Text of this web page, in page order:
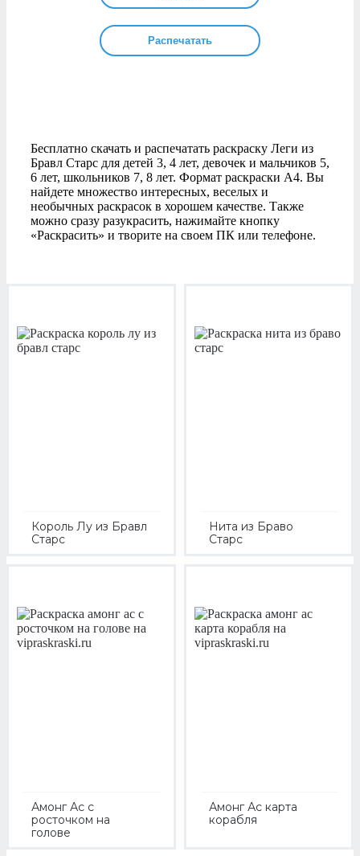
Распечатать
Бесплатно скачать и распечатать раскраску Леги из
Бравл Старс для детей 3, 4 лет, девочек и мальчиков 5,
6 лет, школьников 7, 8 лет. Формат раскраски А4. Вы
найдете множество интересных, веселых и
необычных раскрасок в хорошем качестве. Также
можно сразу разукрасить, нажимайте кнопку
«Раскрасить» и творите на своем ПК или телефоне.
Король Лу из Бравл
Старс
Нита из Браво
Старс
Амонг Ас с
росточком на
голове
Амонг Ас карта
корабля